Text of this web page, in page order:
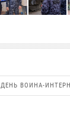
ДЕНЬ ВОИНА-